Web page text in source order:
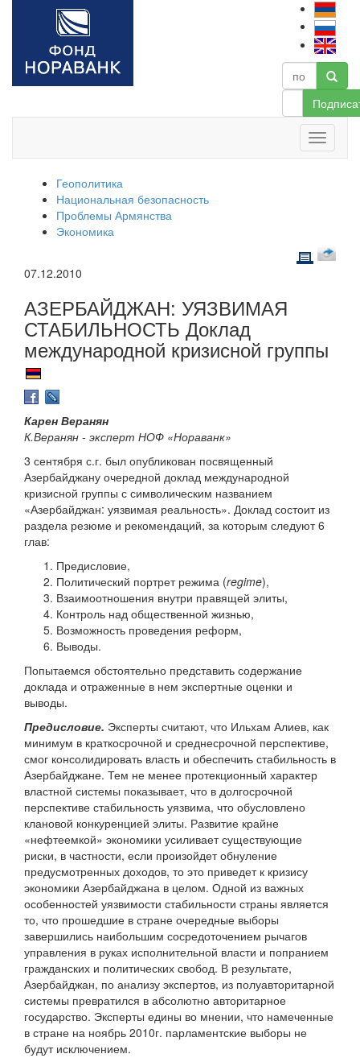
Геополитика
Национальная безопасность
Проблемы Армянства
Экономика
07.12.2010
АЗЕРБАЙДЖАН: УЯЗВИМАЯ
СТАБИЛЬНОСТЬ Доклад
международной кризисной группы
Карен Веранян
К.Веранян - эксперт НОФ «Нораванк»
3 сентября с.г. был опубликован посвященный
Азербайджану очередной доклад международной
кризисной группы с символическим названием
«Азербайджан: уязвимая реальность». Доклад состоит из
раздела резюме и рекомендаций, за которым следуют 6
глав:
Предисловие,
Политический портрет режима (regime),
Взаимоотношения внутри правящей элиты,
Контроль над общественной жизнью,
Возможность проведения реформ,
Выводы.
Попытаемся обстоятельно представить содержание
доклада и отраженные в нем экспертные оценки и
выводы.
Предисловие. Эксперты считают, что Ильхам Алиев, как
минимум в краткосрочной и среднесрочной перспективе,
смог консолидировать власть и обеспечить стабильность в
Азербайджане. Тем не менее протекционный характер
властной системы показывает, что в долгосрочной
перспективе стабильность уязвима, что обусловлено
клановой конкуренцией элиты. Развитие крайне
«нефтеемкой» экономики усиливает существующие
риски, в частности, если произойдет обнуление
предусмотренных доходов, то это приведет к кризису
экономики Азербайджана в целом. Одной из важных
особенностей уязвимости стабильности страны является
то, что прошедшие в стране очередные выборы
завершились наибольшим сосредоточением рычагов
управления в руках исполнительной власти и попранием
гражданских и политических свобод. В результате,
Азербайджан, по анализу экспертов, из полуавторитарной
системы превратился в абсолютно авторитарное
государство. Эксперты едины во мнении, что намеченные
в стране на ноябрь 2010г. парламентские выборы не
будут исключением.